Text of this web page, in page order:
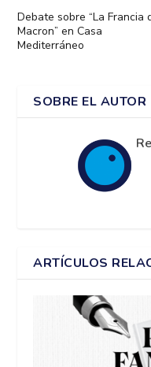
Debate sobre “La Francia
Macron” en Casa
Mediterráneo
SOBRE EL AUTOR
ARTÍCULOS